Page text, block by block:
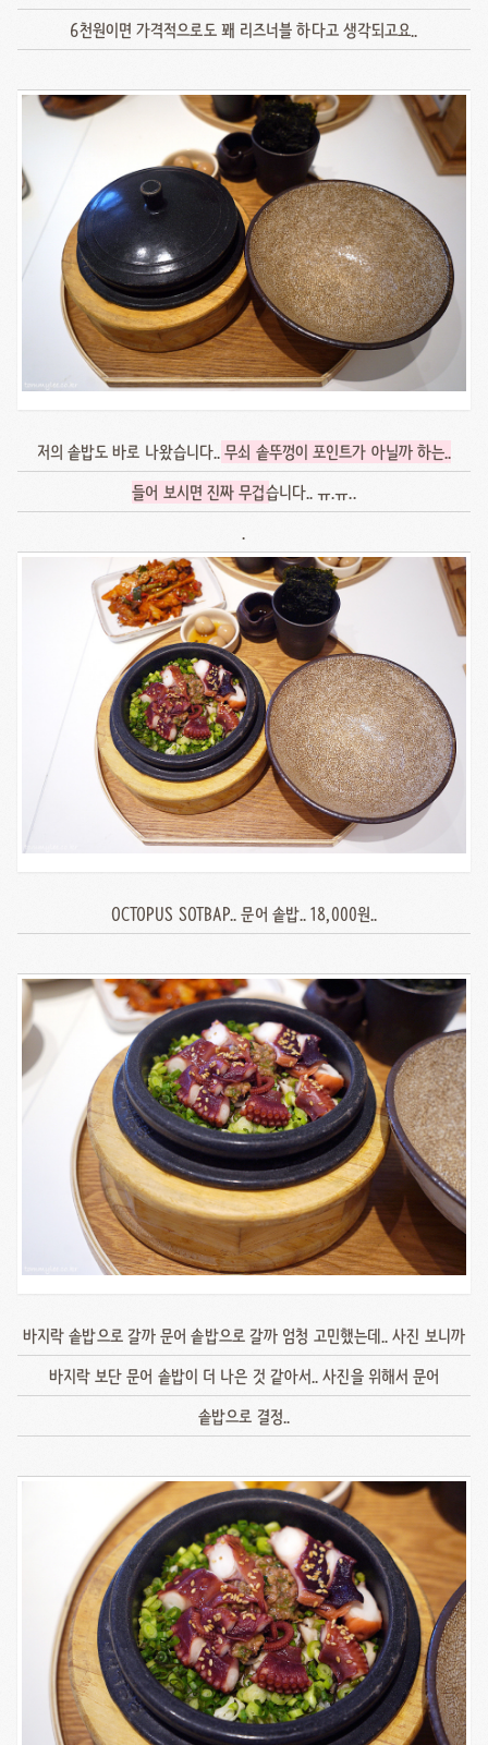
6천원이면 가격적으로도 꽤 리즈너블 하다고 생각되고요..
저의 솥밥도 바로 나왔습니다..무쇠 솥뚜껑이 포인트가 아닐까 하는..
들어 보시면 진짜 무겁습니다.. ㅠ.ㅠ..
.
OCTOPUS SOTBAP.. 문어 솥밥.. 18,000원..
바지락 솥밥으로 갈까 문어 솥밥으로 갈까 엄청 고민했는데.. 사진 보니까
바지락 보단 문어 솥밥이 더 나은 것 같아서.. 사진을 위해서 문어
솥밥으로 결정..